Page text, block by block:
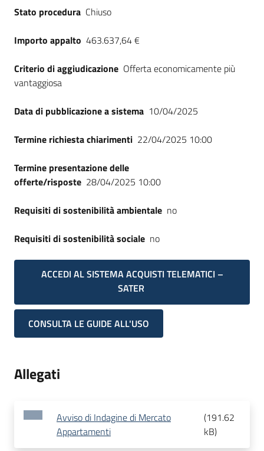
Stato procedura Chiuso
Importo appalto 463.637,64 €
Criterio di aggiudicazione Offerta economicamente più
vantaggiosa
Data di pubblicazione a sistema 10/04/2025
Termine richiesta chiarimenti 22/04/2025 10:00
Termine presentazione delle
offerte/risposte 28/04/2025 10:00
Requisiti di sostenibilità ambientale no
Requisiti di sostenibilità sociale no
ACCEDI AL SISTEMA ACQUISTI TELEMATICI –
SATER
CONSULTA LE GUIDE ALL'USO
Allegati
Avviso di Indagine di Mercato
Appartamenti
(191.62
kB)